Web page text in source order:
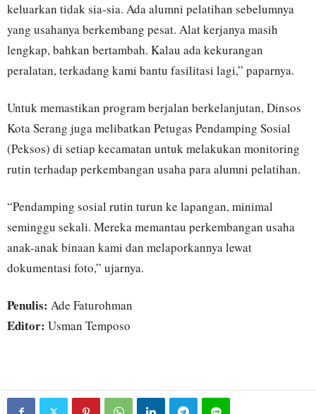
keluarkan tidak sia-sia. Ada alumni pelatihan sebelumnya
yang usahanya berkembang pesat. Alat kerjanya masih
lengkap, bahkan bertambah. Kalau ada kekurangan
peralatan, terkadang kami bantu fasilitasi lagi,” paparnya.
Untuk memastikan program berjalan berkelanjutan, Dinsos
Kota Serang juga melibatkan Petugas Pendamping Sosial
(Peksos) di setiap kecamatan untuk melakukan monitoring
rutin terhadap perkembangan usaha para alumni pelatihan.
“Pendamping sosial rutin turun ke lapangan, minimal
seminggu sekali. Mereka memantau perkembangan usaha
anak-anak binaan kami dan melaporkannya lewat
dokumentasi foto,” ujarnya.
Penulis: Ade Faturohman
Editor: Usman Temposo